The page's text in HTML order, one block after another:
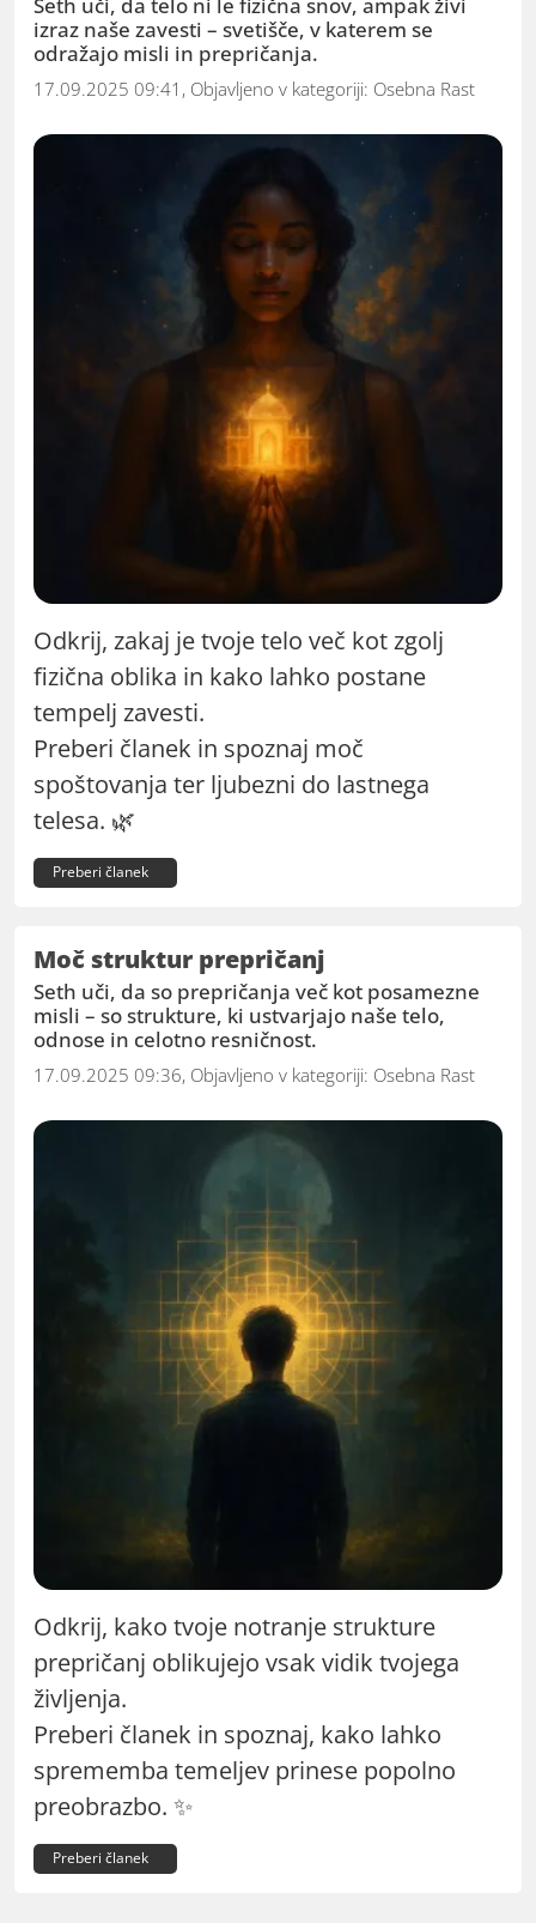
izraz naše zavesti – svetišče, v katerem se
odražajo misli in prepričanja.
17.09.2025 09:41, Objavljeno v kategoriji: Osebna Rast
Odkrij, zakaj je tvoje telo več kot zgolj
fizična oblika in kako lahko postane
tempelj zavesti.
Preberi članek in spoznaj moč
spoštovanja ter ljubezni do lastnega
telesa. 🌿
Preberi članek
Moč struktur prepričanj
Seth uči, da so prepričanja več kot posamezne
misli – so strukture, ki ustvarjajo naše telo,
odnose in celotno resničnost.
17.09.2025 09:36, Objavljeno v kategoriji: Osebna Rast
Odkrij, kako tvoje notranje strukture
prepričanj oblikujejo vsak vidik tvojega
življenja.
Preberi članek in spoznaj, kako lahko
sprememba temeljev prinese popolno
preobrazbo. ✨
Preberi članek